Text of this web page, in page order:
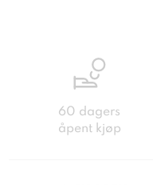
60 dagers
åpent kjøp